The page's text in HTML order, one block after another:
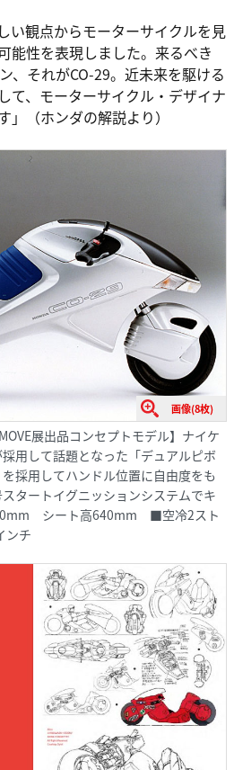
い観点からモーターサイクルを見
能性を表現しました。来るべき
、それがCO-29。近未来を駆ける
て、モーターサイクル・デザイナ
（ホンダの解説より）
画像(8枚)
展出品コンセプトモデル】ナイケ
用して話題となった「デュアルピボ
採用してハンドル位置に自由度をも
タートイグニッションシステムでキ
シート高640mm ■空冷2スト
ンチ